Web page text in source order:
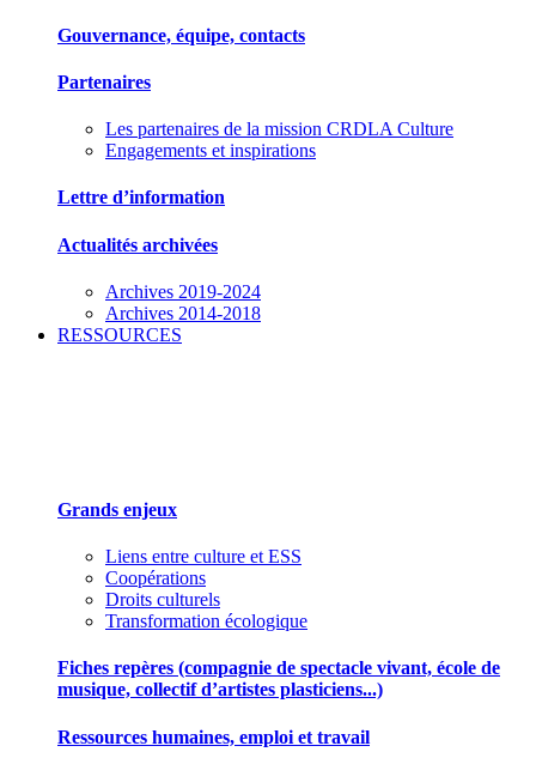
Gouvernance, équipe, contacts
Partenaires
Les partenaires de la mission CRDLA Culture
Engagements et inspirations
Lettre d’information
Actualités archivées
Archives 2019-2024
Archives 2014-2018
RESSOURCES
Grands enjeux
Liens entre culture et ESS
Coopérations
Droits culturels
Transformation écologique
Fiches repères (compagnie de spectacle vivant, école de
musique, collectif d’artistes plasticiens...)
Ressources humaines, emploi et travail